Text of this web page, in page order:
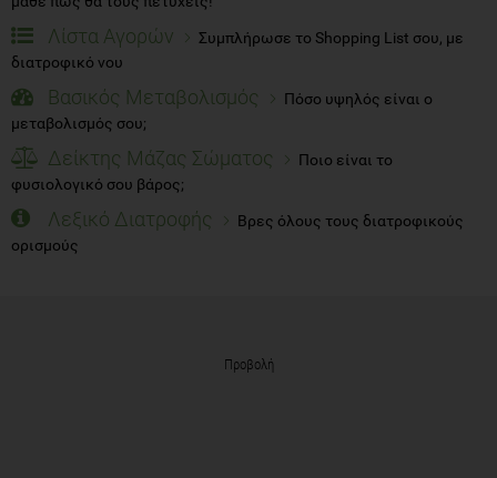
Λίστα Αγορών
Συμπλήρωσε το Shopping List σου, με
διατροφικό νου
Βασικός Μεταβολισμός
Πόσο υψηλός είναι ο
μεταβολισμός σου;
Δείκτης Μάζας Σώματος
Ποιο είναι το
φυσιολογικό σου βάρος;
Λεξικό Διατροφής
Βρες όλους τους διατροφικούς
ορισμούς
Προβολή